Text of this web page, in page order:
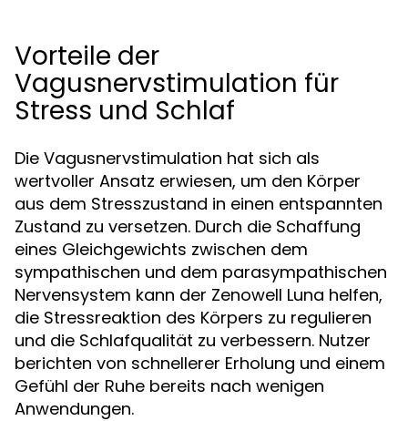
Vorteile der
Vagusnervstimulation für
Stress und Schlaf
Die Vagusnervstimulation hat sich als
wertvoller Ansatz erwiesen, um den Körper
aus dem Stresszustand in einen entspannten
Zustand zu versetzen. Durch die Schaffung
eines Gleichgewichts zwischen dem
sympathischen und dem parasympathischen
Nervensystem kann der Zenowell Luna helfen,
die Stressreaktion des Körpers zu regulieren
und die Schlafqualität zu verbessern. Nutzer
berichten von schnellerer Erholung und einem
Gefühl der Ruhe bereits nach wenigen
Anwendungen.